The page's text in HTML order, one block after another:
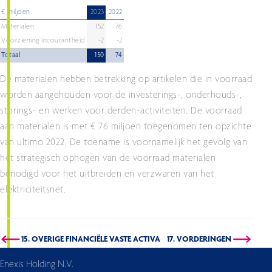
€ miljoen 2023
2022
Materialen
152
76
Voorziening incourantheid
-2
-2
Totaal
150 74
De materialen hebben betrekking op artikelen die in voorraad
worden aangehouden voor de investerings-, onderhouds-,
storings- en werken voor derden-activiteiten. De voorraad
aan materialen is met € 76 miljoen toegenomen ten opzichte
van ultimo 2022. De toename is voornamelijk het gevolg van
het strategisch ophogen van de voorraad materialen
benodigd voor het uitbreiden en verzwaren van het
elektriciteitsnet.
17. VORDERINGEN
15. OVERIGE FINANCIËLE VASTE ACTIVA
Enexis Holding N.V.